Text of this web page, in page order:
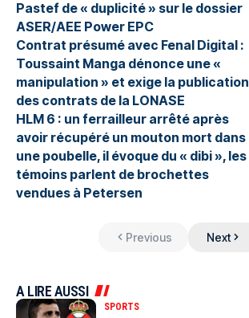
Pastef de « duplicité » sur le dossier
ASER/AEE Power EPC
Contrat présumé avec Fenal Digital :
Toussaint Manga dénonce une «
manipulation » et exige la publication
des contrats de la LONASE
HLM 6 : un ferrailleur arrêté après
avoir récupéré un mouton mort dans
une poubelle, il évoque du « dibi », les
témoins parlent de brochettes
vendues à Petersen
Previous Next
A LIRE AUSSI
SPORTS